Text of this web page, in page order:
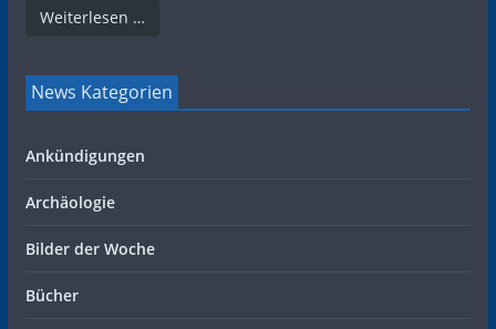
Weiterlesen …
News Kategorien
Ankündigungen
Archäologie
Bilder der Woche
Bücher